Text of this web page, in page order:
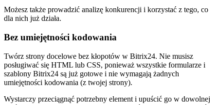
Możesz także prowadzić analizę konkurencji i korzystać z tego, co
dla nich już działa.
Bez umiejętności kodowania
Twórz strony docelowe bez kłopotów w Bitrix24. Nie musisz
posługiwać się HTML lub CSS, ponieważ wszystkie formularze i
szablony Bitrix24 są już gotowe i nie wymagają żadnych
umiejętności kodowania (z twojej strony).
Wystarczy przeciągnąć potrzebny element i upuścić go w dowolnej